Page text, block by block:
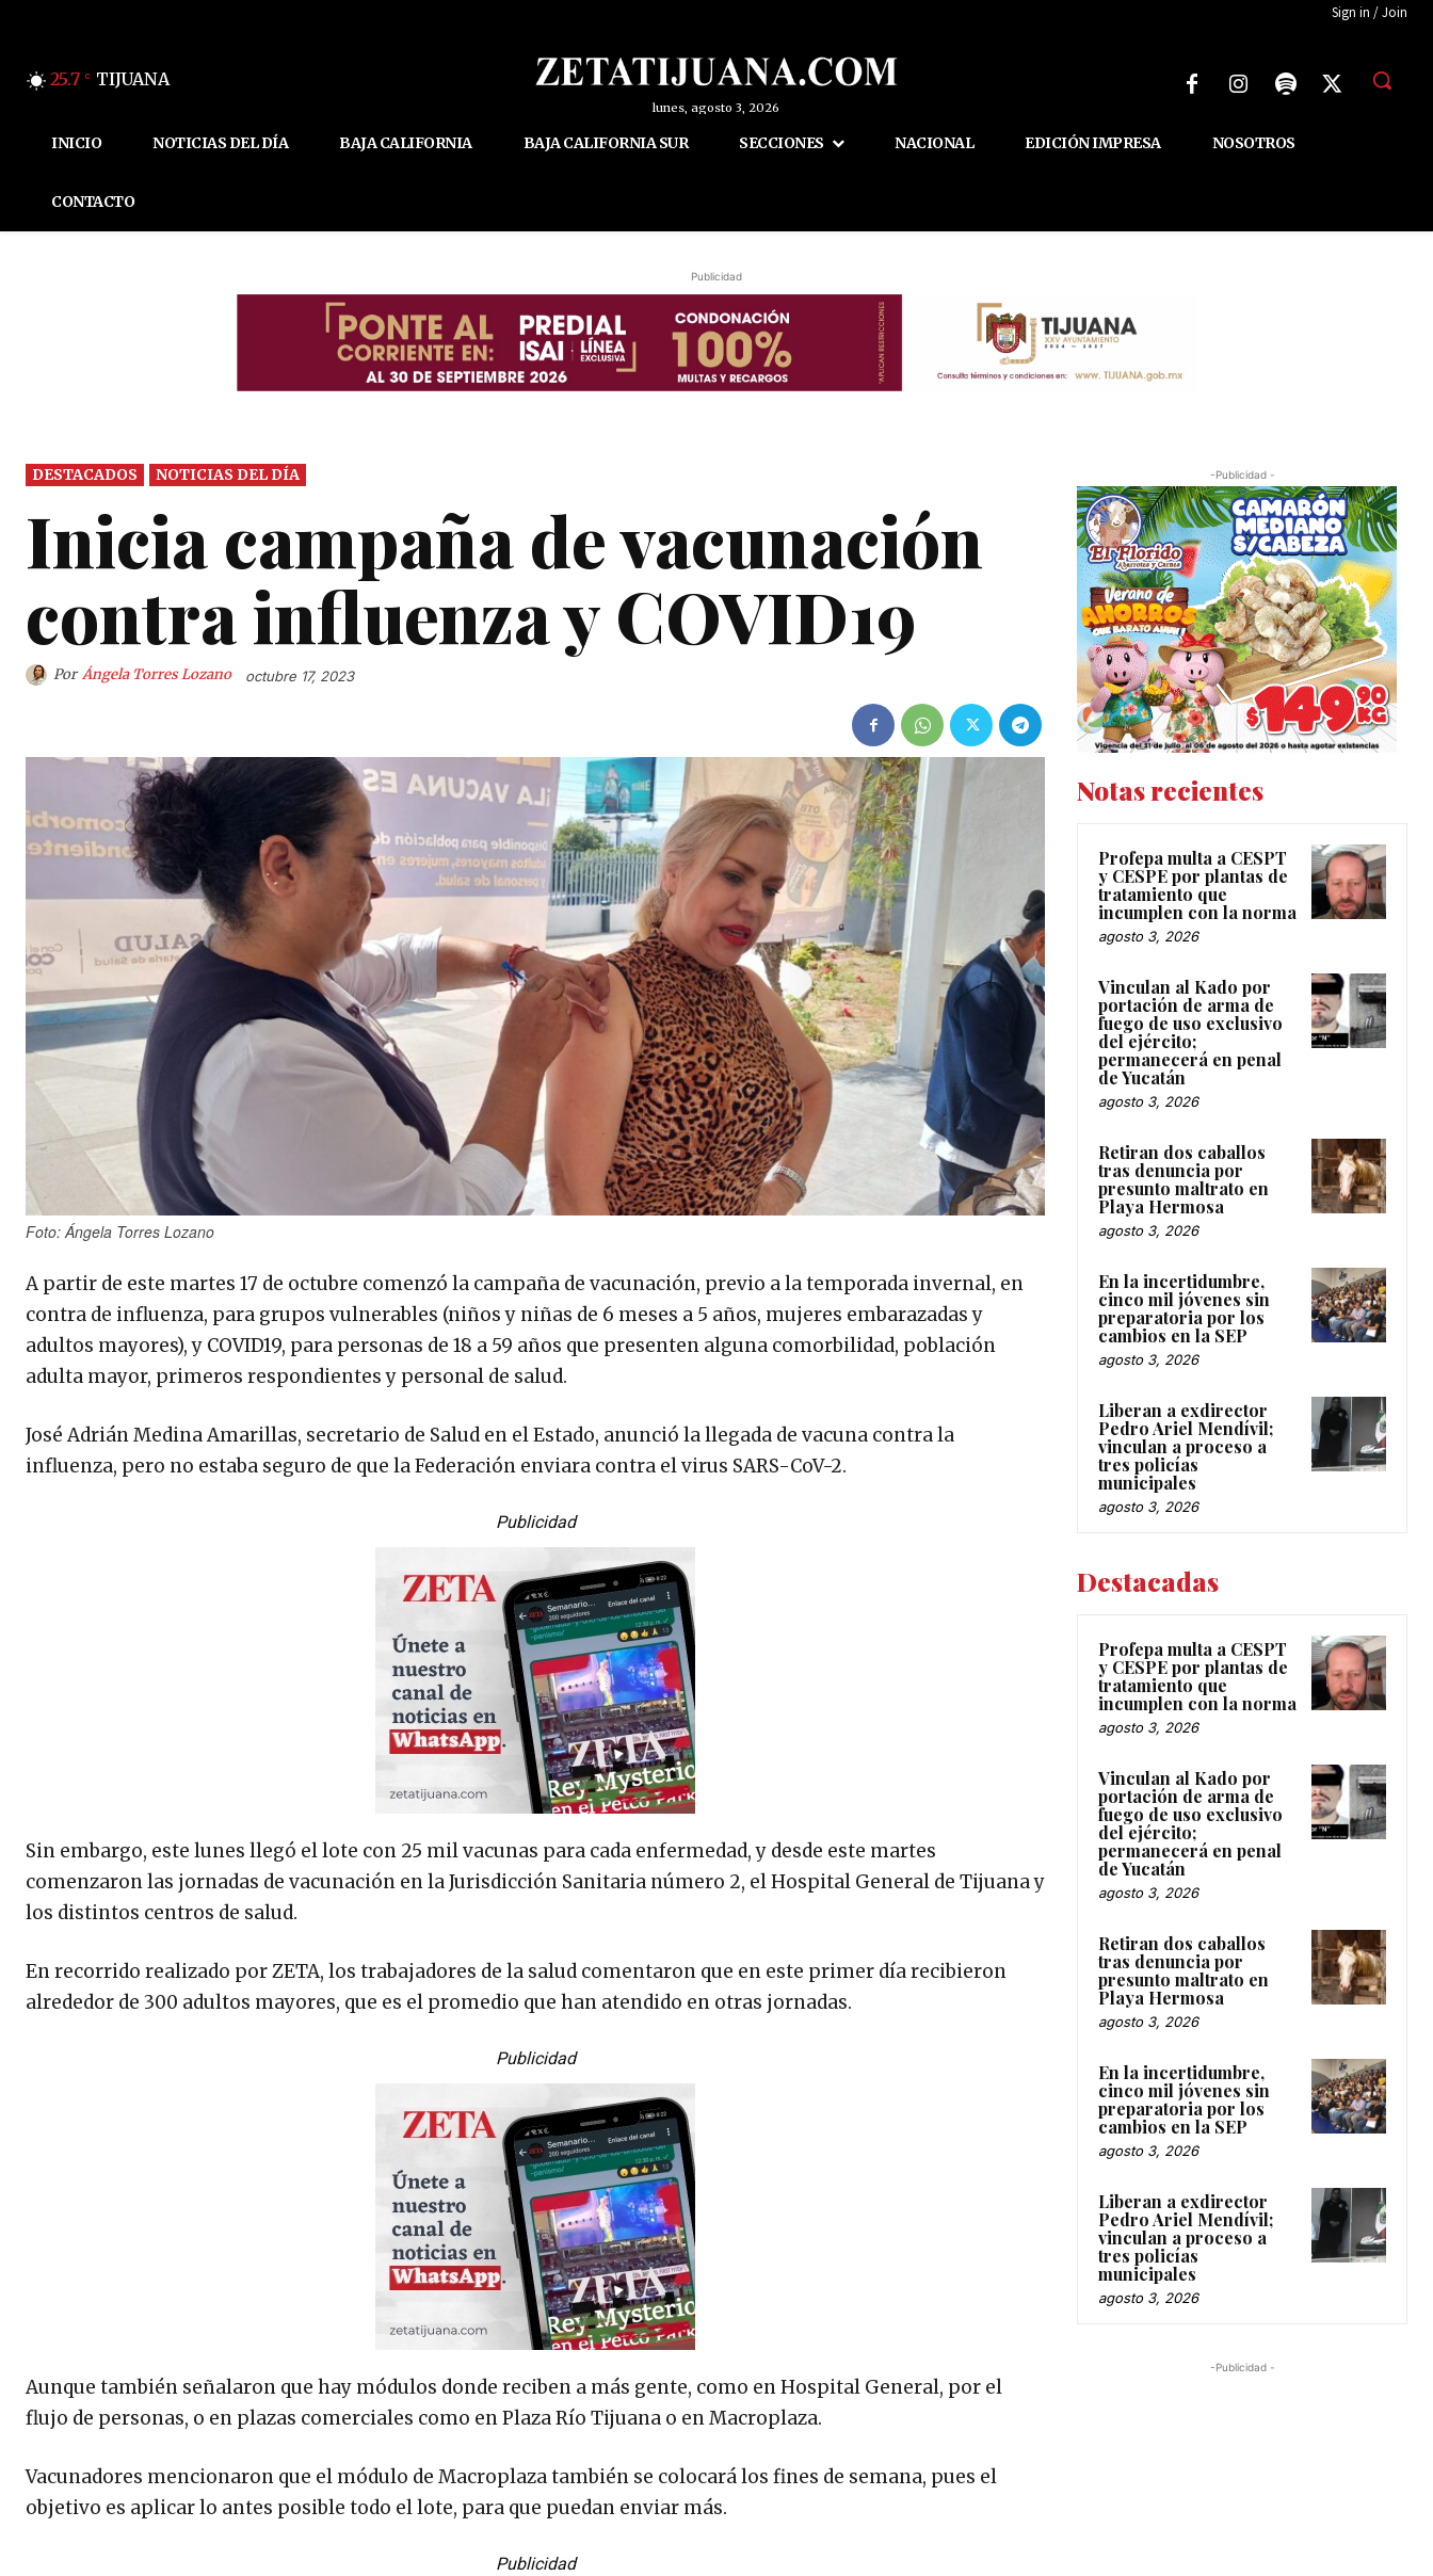
Sign in / Join
25.7 C TIJUANA
lunes, agosto 3, 2026
INICIO NOTICIAS DEL DÍA BAJA CALIFORNIA BAJA CALIFORNIA SUR SECCIONES NACIONAL EDICIÓN IMPRESA NOSOTROS
CONTACTO
Publicidad
DESTACADOS NOTICIAS DEL DÍA
Inicia campaña de vacunación
contra influenza y COVID19
Por Ángela Torres Lozano octubre 17, 2023
Foto: Ángela Torres Lozano
A partir de este martes 17 de octubre comenzó la campaña de vacunación, previo a la temporada invernal, en
contra de influenza, para grupos vulnerables (niños y niñas de 6 meses a 5 años, mujeres embarazadas y
adultos mayores), y COVID19, para personas de 18 a 59 años que presenten alguna comorbilidad, población
adulta mayor, primeros respondientes y personal de salud.
José Adrián Medina Amarillas, secretario de Salud en el Estado, anunció la llegada de vacuna contra la
influenza, pero no estaba seguro de que la Federación enviara contra el virus SARS-CoV-2.
Publicidad
Sin embargo, este lunes llegó el lote con 25 mil vacunas para cada enfermedad, y desde este martes
comenzaron las jornadas de vacunación en la Jurisdicción Sanitaria número 2, el Hospital General de Tijuana y
los distintos centros de salud.
En recorrido realizado por ZETA, los trabajadores de la salud comentaron que en este primer día recibieron
alrededor de 300 adultos mayores, que es el promedio que han atendido en otras jornadas.
Publicidad
Aunque también señalaron que hay módulos donde reciben a más gente, como en Hospital General, por el
flujo de personas, o en plazas comerciales como en Plaza Río Tijuana o en Macroplaza.
Vacunadores mencionaron que el módulo de Macroplaza también se colocará los fines de semana, pues el
objetivo es aplicar lo antes posible todo el lote, para que puedan enviar más.
Publicidad
-Publicidad -
Notas recientes
Profepa multa a CESPT
y CESPE por plantas de
tratamiento que
incumplen con la norma
agosto 3, 2026
Vinculan al Kado por
portación de arma de
fuego de uso exclusivo
del ejército;
permanecerá en penal
de Yucatán
agosto 3, 2026
Retiran dos caballos
tras denuncia por
presunto maltrato en
Playa Hermosa
agosto 3, 2026
En la incertidumbre,
cinco mil jóvenes sin
preparatoria por los
cambios en la SEP
agosto 3, 2026
Liberan a exdirector
Pedro Ariel Mendívil;
vinculan a proceso a
tres policías
municipales
agosto 3, 2026
Destacadas
Profepa multa a CESPT
y CESPE por plantas de
tratamiento que
incumplen con la norma
agosto 3, 2026
Vinculan al Kado por
portación de arma de
fuego de uso exclusivo
del ejército;
permanecerá en penal
de Yucatán
agosto 3, 2026
Retiran dos caballos
tras denuncia por
presunto maltrato en
Playa Hermosa
agosto 3, 2026
En la incertidumbre,
cinco mil jóvenes sin
preparatoria por los
cambios en la SEP
agosto 3, 2026
Liberan a exdirector
Pedro Ariel Mendívil;
vinculan a proceso a
tres policías
municipales
agosto 3, 2026
-Publicidad -